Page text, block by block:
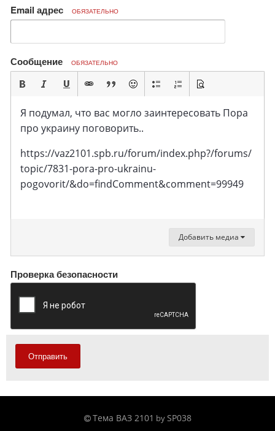
Email адрес ОБЯЗАТЕЛЬНО
Сообщение ОБЯЗАТЕЛЬНО
Я подумал, что вас могло заинтересовать Пора
про украину поговорить..
https://vaz2101.spb.ru/forum/index.php?/forums/
topic/7831-pora-pro-ukrainu-
pogovorit/&do=findComment&comment=99949
Добавить медиа
Проверка безопасности
Отправить
Тема ВАЗ 2101 by SP038